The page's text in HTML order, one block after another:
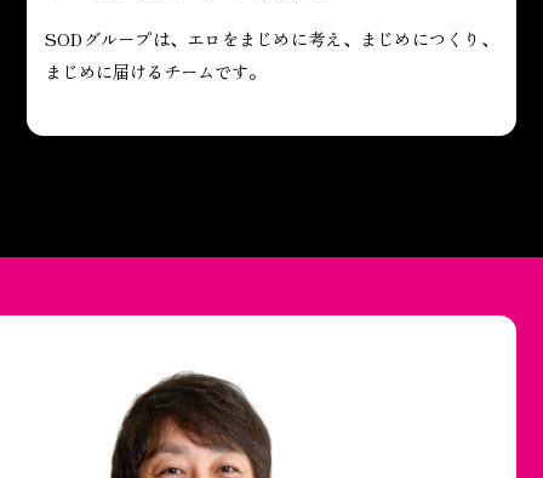
SODグループは、エロをまじめに考え、まじめにつくり、
まじめに届けるチームです。